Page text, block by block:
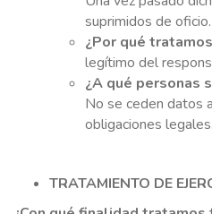
suprimidos de oficio.
¿Por qué
legítimo del
¿A qué personas
No se ceden datos
obligaciones legales.
TRATAMIENTO DE